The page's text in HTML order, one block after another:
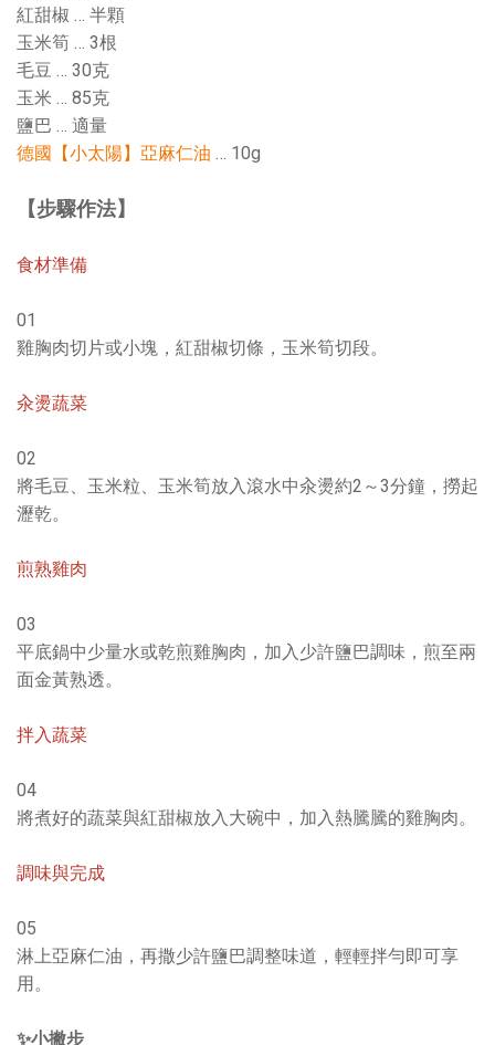
紅甜椒 … 半顆
玉米筍 … 3根
毛豆 … 30克
玉米 … 85克
鹽巴 … 適量
德國【小太陽】亞麻仁油 … 10g
【步驟作法】
食材準備
01
雞胸肉切片或小塊，紅甜椒切條，玉米筍切段。
汆燙蔬菜
02
將毛豆、玉米粒、玉米筍放入滾水中汆燙約2～3分鐘，撈起
瀝乾。
煎熟雞肉
03
平底鍋中少量水或乾煎雞胸肉，加入少許鹽巴調味，煎至兩
面金黃熟透。
拌入蔬菜
04
將煮好的蔬菜與紅甜椒放入大碗中，加入熱騰騰的雞胸肉。
調味與完成
05
淋上亞麻仁油，再撒少許鹽巴調整味道，輕輕拌勻即可享
用。
✨小撇步